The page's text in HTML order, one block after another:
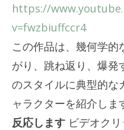
https://
v=fwzbiuffccr4
この作品は、幾何学
がり、跳ね返り、爆発
のスタイルに典型的な
ャラクターを紹介しま
反応します ビデオク